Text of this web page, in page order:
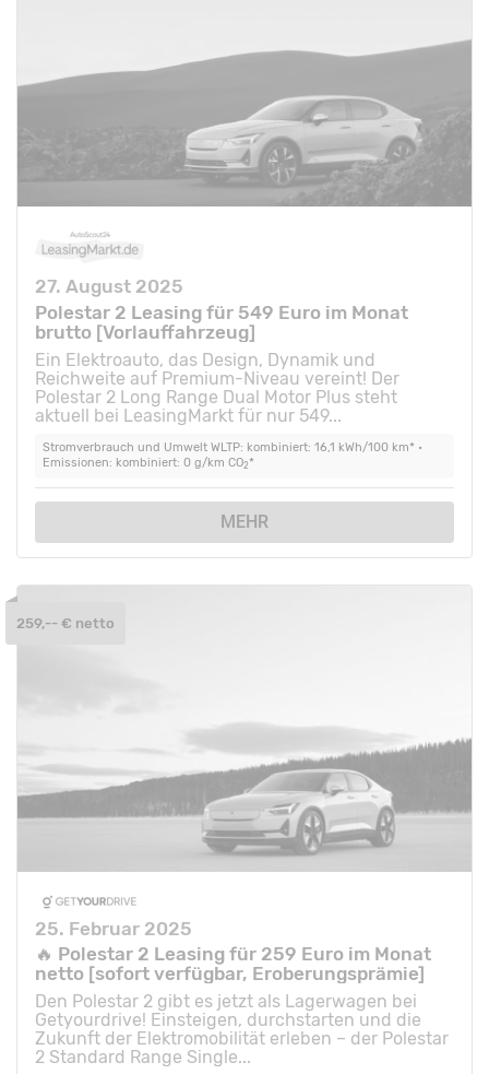
27. August 2025
Polestar 2 Leasing für 549 Euro im Monat
brutto [Vorlauffahrzeug]
Ein Elektroauto, das Design, Dynamik und
Reichweite auf Premium-Niveau vereint! Der
Polestar 2 Long Range Dual Motor Plus steht
aktuell bei LeasingMarkt für nur 549...
Stromverbrauch und Umwelt WLTP: kombiniert: 16,1 kWh/100 km* •
Emissionen: kombiniert: 0 g/km CO2*
MEHR
25. Februar 2025
🔥 Polestar 2 Leasing für 259 Euro im Monat
netto [sofort verfügbar, Eroberungsprämie]
Den Polestar 2 gibt es jetzt als Lagerwagen bei
Getyourdrive! Einsteigen, durchstarten und die
Zukunft der Elektromobilität erleben – der Polestar
2 Standard Range Single...
259,-- € netto